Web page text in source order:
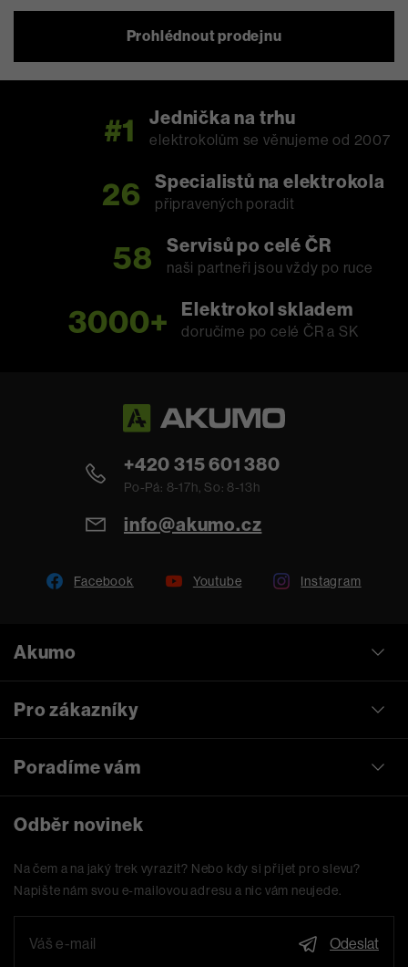
Prohlédnout prodejnu
#1 Jednička na trhu
elektrokolům se věnujeme od 2007
26 Specialistů na elektrokola
připravených poradit
58 Servisů po celé ČR
naši partneři jsou vždy po ruce
3000+ Elektrokol skladem
doručíme po celé ČR a SK
+420 315 601 380
Po-Pá: 8-17h, So: 8-13h
info@akumo.cz
Facebook Youtube Instagram
Akumo
Pro zákazníky
Poradíme vám
Odběr novinek
Na čem a na jaký trek vyrazit? Nebo kdy si přijet pro slevu?
Napište nám svou e-mailovou adresu a nic vám neujede.
Odeslat